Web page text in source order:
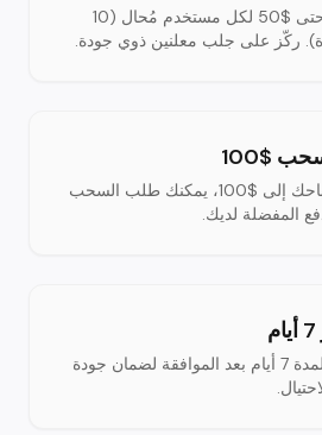
يمكنك كسب حتى $50 لكل مستخدم مُحال (10
ركّز على جلب معلنين ذوي جودة.
$100
عندما تصل أرباحك إلى $100، يمكنك طلب السحب
المفضلة لديك.
تُحتجز الأرباح لمدة 7 أيام بعد الموافقة لضمان جودة